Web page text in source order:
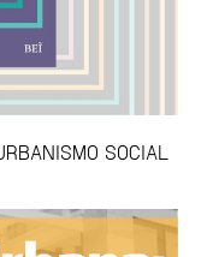
SOCIAL